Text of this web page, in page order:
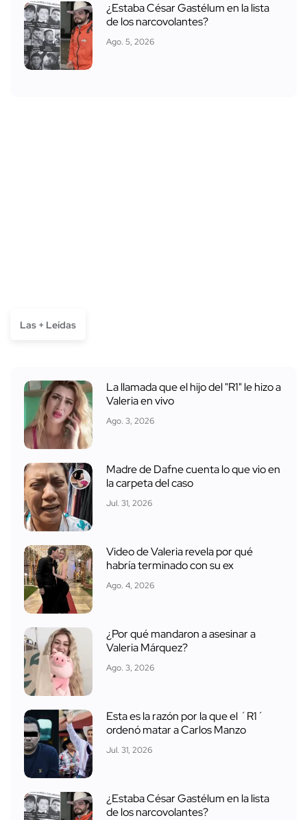
¿Estaba César Gastélum en la lista
de los narcovolantes?
Ago. 5, 2026
Las + Leídas
La llamada que el hijo del "R1" le hizo a
Valeria en vivo
Ago. 3, 2026
Madre de Dafne cuenta lo que vio en
la carpeta del caso
Jul. 31, 2026
Video de Valeria revela por qué
habría terminado con su ex
Ago. 4, 2026
¿Por qué mandaron a asesinar a
Valeria Márquez?
Ago. 3, 2026
Esta es la razón por la que el ´R1´
ordenó matar a Carlos Manzo
Jul. 31, 2026
¿Estaba César Gastélum en la lista
de los narcovolantes?